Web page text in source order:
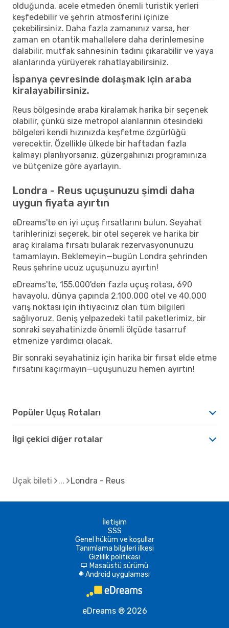
olduğunda, acele etmeden önemli turistik yerleri
keşfedebilir ve şehrin atmosferini içinize
çekebilirsiniz. Daha fazla zamanınız varsa, her
zaman en otantik mahallelere daha derinlemesine
dalabilir, mutfak sahnesinin tadını çıkarabilir ve yaya
alanlarında yürüyerek rahatlayabilirsiniz.
İspanya çevresinde dolaşmak için araba
kiralayabilirsiniz.
Reus bölgesinde araba kiralamak harika bir seçenek
olabilir, çünkü size metropol alanlarının ötesindeki
bölgeleri kendi hızınızda keşfetme özgürlüğü
verecektir. Özellikle ülkede bir haftadan fazla
kalmayı planlıyorsanız, güzergahınızı programınıza
ve bütçenize göre ayarlayın.
Londra - Reus uçuşunuzu şimdi daha
uygun fiyata ayırtın
eDreams'te en iyi uçuş fırsatlarını bulun. Seyahat
tarihlerinizi seçerek, bir otel seçerek ve harika bir
araç kiralama fırsatı bularak rezervasyonunuzu
tamamlayın. Beklemeyin—bugün Londra şehrinden
Reus şehrine ucuz uçuşunuzu ayırtın!
eDreams'te, 155.000'den fazla uçuş rotası, 690
havayolu, dünya çapında 2.100.000 otel ve 40.000
varış noktası için ihtiyacınız olan tüm bilgileri
sağlıyoruz. Geniş yelpazedeki tatil paketlerimiz, bir
sonraki seyahatinizde önemli ölçüde tasarruf
etmenize yardımcı olacak.
Bir sonraki seyahatiniz için harika bir fırsat elde etme
fırsatını kaçırmayın—uçuşunuzu hemen ayırtın!
Popüler Uçuş Rotaları
İlgi çekici diğer rotalar
Uçak bileti Londra - Reus
İletişim
SSS
Genel hüküm ve koşullar
Tanımlama bilgileri ilkesi
Gizlilik politikası
d Masaüstü sürümü
A Android uygulaması
eDreams ® 2026